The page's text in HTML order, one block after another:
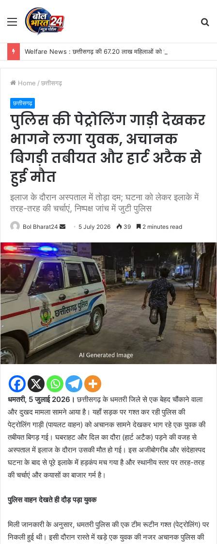
Menu
Home / छत्तीसगढ़
छत्तीसगढ़
पुलिस की पेट्रोलिंग गाड़ी देखकर
भागने लगा युवक, अचानक
बिगड़ी तबीयत और हार्ट अटैक से
हुई मौत
इलाज के दौरान अस्पताल में तोड़ा दम; घटना को लेकर इलाके में
तरह-तरह की चर्चाएं, निष्पक्ष जांच में जुटी पुलिस
Bol Bharat24
Send
email
5 July 2026 39 2 minutes read
धमतरी, 5 जुलाई 2026। छत्तीसगढ़ के धमतरी जिले से एक बेहद चौंकाने वाला
और दुखद मामला सामने आया है। यहाँ सड़क पर गश्त कर रही पुलिस की
पेट्रोलिंग गाड़ी (पायलट वाहन) को अचानक सामने देखकर भाग रहे एक युवक की
तबीयत बिगड़ गई। घबराहट और दिल का दौरा (हार्ट अटैक) पड़ने की वजह से
अस्पताल में इलाज के दौरान उसकी मौत हो गई। इस अजीबोगरीब और संदेहास्पद
घटना के बाद से पूरे इलाके में हड़कंप मच गया है और स्थानीय स्तर पर तरह-तरह
की चर्चाएं और कयासों का बाजार गर्म है।
पुलिस वाहन देखते ही दौड़ पड़ा युवक
मिली जानकारी के अनुसार, धमतरी पुलिस की एक टीम रूटीन गश्त (पेट्रोलिंग) पर
निकली हुई थी। इसी दौरान रास्ते में खड़े एक युवक की नजर अचानक पुलिस की